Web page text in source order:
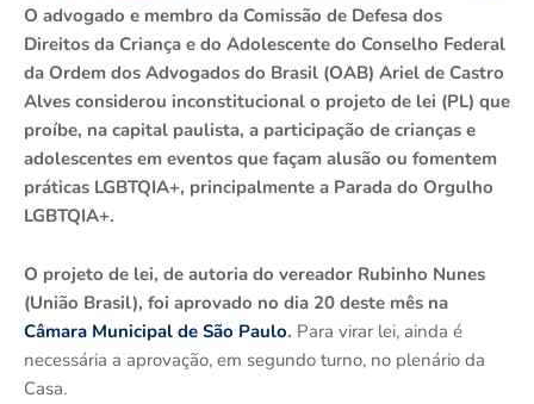
O advogado e membro da Comissão de Defesa dos
Direitos da Criança e do Adolescente do Conselho Federal
da Ordem dos Advogados do Brasil (OAB) Ariel de Castro
Alves considerou inconstitucional o projeto de lei (PL) que
proíbe, na capital paulista, a participação de crianças e
adolescentes em eventos que façam alusão ou fomentem
práticas LGBTQIA+, principalmente a Parada do Orgulho
LGBTQIA+.
O projeto de lei, de autoria do vereador Rubinho Nunes
(União Brasil), foi aprovado no dia 20 deste mês na
Câmara Municipal de São Paulo. Para virar lei, ainda é
necessária a aprovação, em segundo turno, no plenário da
Casa.